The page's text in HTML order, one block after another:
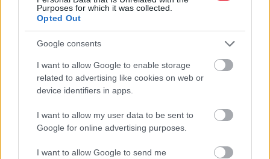
Purposes for which it was collected.
Opted Out
Google consents
I want to allow Google to enable storage
related to advertising like cookies on web or
device identifiers in apps.
I want to allow my user data to be sent to
Google for online advertising purposes.
I want to allow Google to send me
Orvos figyelmeztet: ezt az apró reggeli tünetet ne